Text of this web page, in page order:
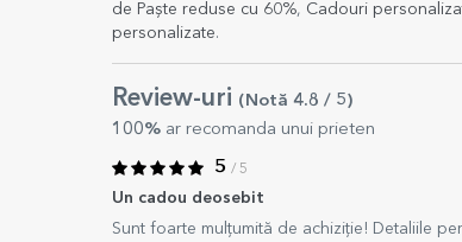
de Paște reduse cu 60%, Cadouri
personalizate.
Review-uri (Notă 4.8 / 5)
100% ar recomanda unui prieten
5 / 5
Un cadou deosebit
Sunt foarte mulțumită de achiziție! Detaliile